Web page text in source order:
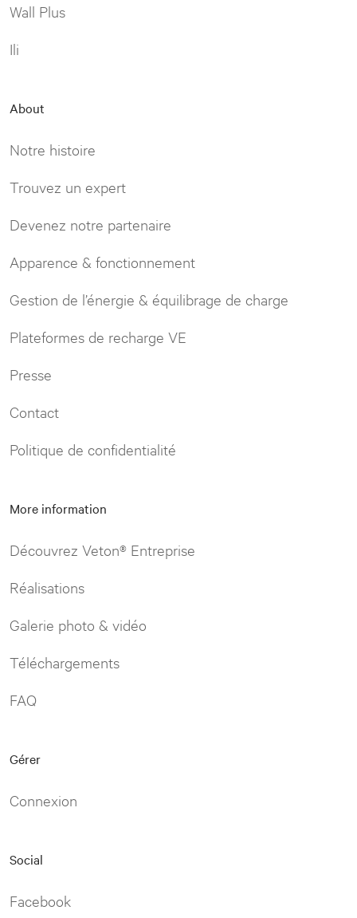
Wall Plus
Ili
About
Notre histoire
Trouvez un expert
Devenez notre partenaire
Apparence & fonctionnement
Gestion de l’énergie & équilibrage de charge
Plateformes de recharge VE
Presse
Contact
Politique de confidentialité
More information
Découvrez Veton® Entreprise
Réalisations
Galerie photo & vidéo
Téléchargements
FAQ
Gérer
Connexion
Social
Facebook